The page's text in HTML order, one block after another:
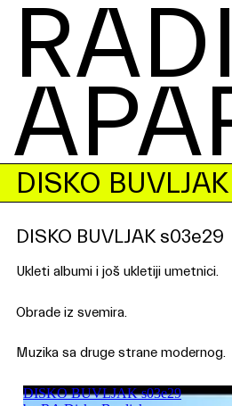
DISKO BUVLJAK
DISKO BUVLJAK s03e29
Ukleti albumi i još ukletiji umetnici.
Obrade iz svemira.
Muzika sa druge strane modernog.